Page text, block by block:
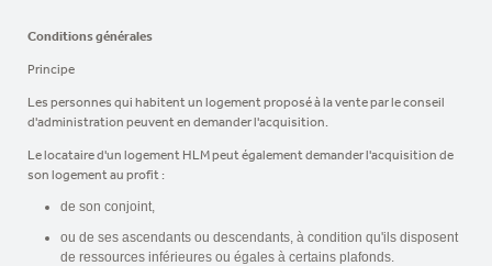
Conditions générales
Principe
Les personnes qui habitent un logement proposé à la vente par le conseil
d'administration peuvent en demander l'acquisition.
Le locataire d'un logement HLM peut également demander l'acquisition de
son logement au profit :
de son conjoint,
ou de ses ascendants ou descendants, à condition qu'ils disposent
de ressources inférieures ou égales à certains plafonds.